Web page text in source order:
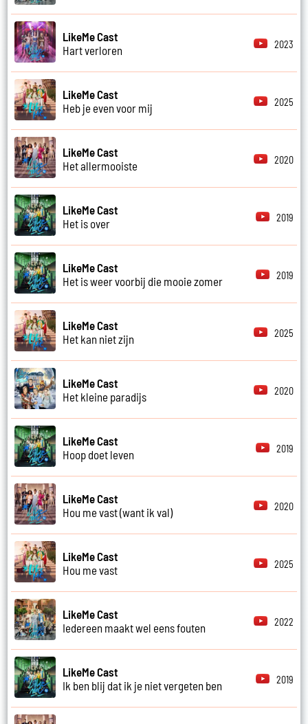
LikeMe Cast
Hart verloren
2023
LikeMe Cast
Heb je even voor mij
2025
LikeMe Cast
Het allermooiste
2020
LikeMe Cast
Het is over
2019
LikeMe Cast
Het is weer voorbij die mooie zomer
2019
LikeMe Cast
Het kan niet zijn
2025
LikeMe Cast
Het kleine paradijs
2020
LikeMe Cast
Hoop doet leven
2019
LikeMe Cast
Hou me vast (want ik val)
2020
LikeMe Cast
Hou me vast
2025
LikeMe Cast
Iedereen maakt wel eens fouten
2022
LikeMe Cast
Ik ben blij dat ik je niet vergeten ben
2019